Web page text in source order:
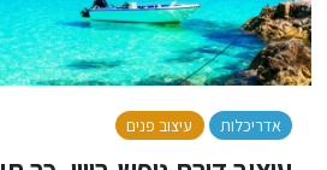
אדריכלות עיצוב פנים